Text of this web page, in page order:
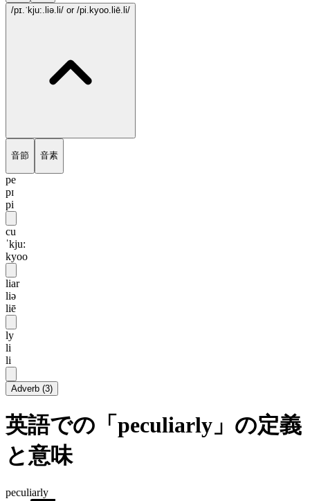
/pɪ.ˈkju:.liə.li/ or /pi.kyoo.liē.li/
音節 音素
pe
pɪ
pi
cu
ˈkju:
kyoo
liar
liə
liē
ly
li
li
Adverb (3)
英語での「peculiarly」の定義
と意味
peculiarly